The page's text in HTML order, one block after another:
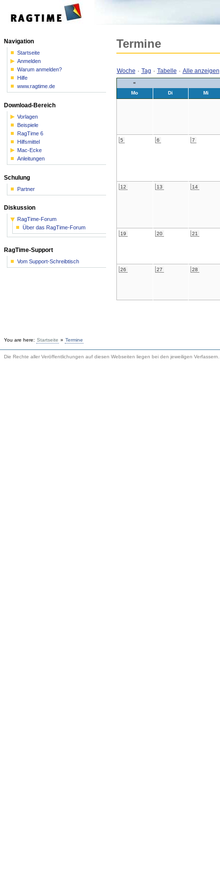
Termine
Woche · Tag · Tabelle · Alle anzeigen
«
Mo
Di Mi
5 6 7
12 13 14
19 20 21
26 27 28
Navigation
Startseite
Anmelden
Warum anmelden?
Hilfe
www.ragtime.de
Download-Bereich
Vorlagen
Beispiele
RagTime 6
Hilfsmittel
Mac-Ecke
Anleitungen
Schulung
Partner
Diskussion
RagTime-Forum
Über das RagTime-Forum
RagTime-Support
Vom Support-Schreibtisch
You are here: Startseite » Termine
Die Rechte aller Veröffentlichungen auf diesen Webseiten liegen bei den jeweiligen